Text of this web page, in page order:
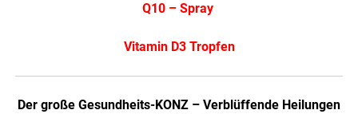
Q10 – Spray
Vitamin D3 Tropfen
Der große Gesundheits-KONZ – Verblüffende Heilungen